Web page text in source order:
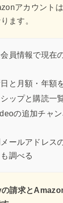
アカウント
ます。
員情報で現在
と月額・年額
ップと購読一
の追加チャ
ールアドレス
調べる
請求と